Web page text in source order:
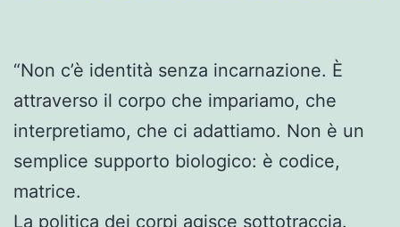
“Non c’è identità senza incarnazione. È
attraverso il corpo che impariamo, che
interpretiamo, che ci adattiamo. Non è un
semplice supporto biologico: è codice,
matrice.
La politica dei corpi agisce sottotraccia.